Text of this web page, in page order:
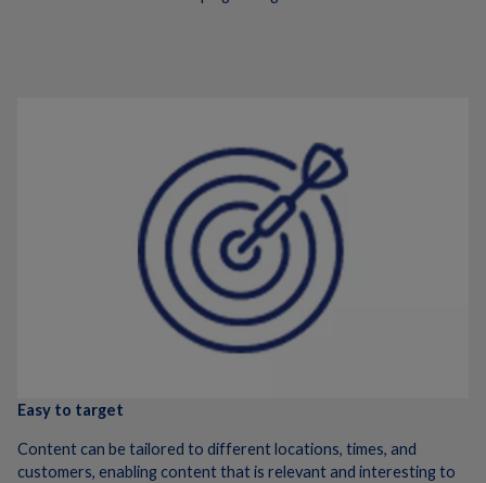
Easy to target
Content can be tailored to different locations, times, and
customers, enabling content that is relevant and interesting to